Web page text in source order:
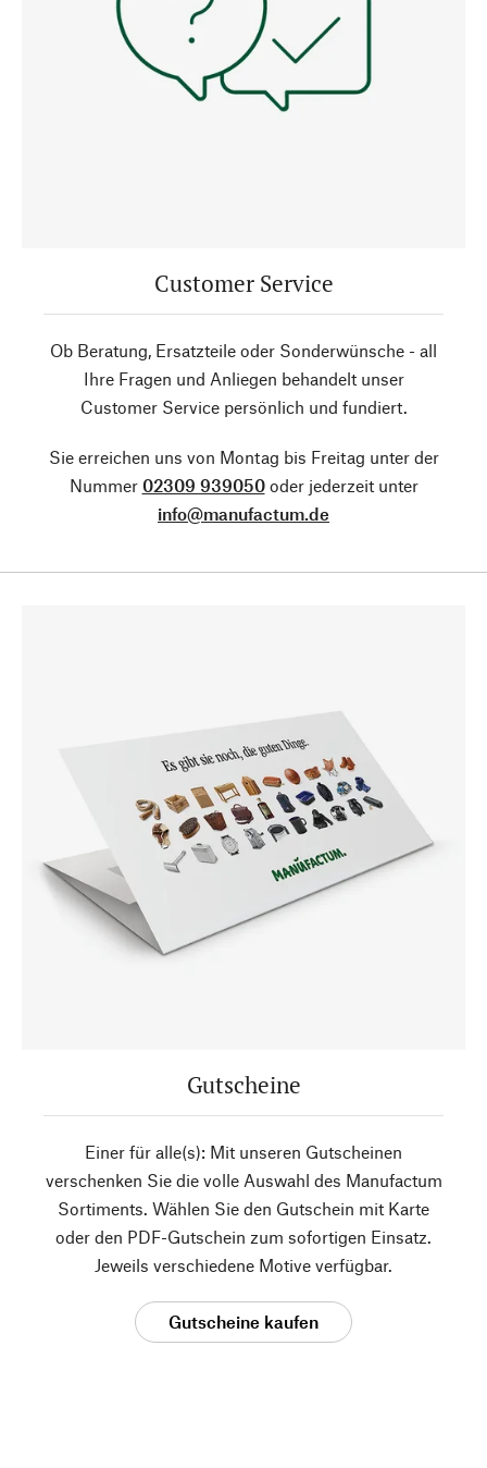
Customer Service
Ob Beratung, Ersatzteile oder Sonderwünsche - all
Ihre Fragen und Anliegen behandelt unser
Customer Service persönlich und fundiert.
Sie erreichen uns von Montag bis Freitag unter der
Nummer 02309 939050oder jederzeit unter
info@manufactum.de
Gutscheine
Einer für alle(s): Mit unseren Gutscheinen
verschenken Sie die volle Auswahl des Manufactum
Sortiments. Wählen Sie den Gutschein mit Karte
oder den PDF-Gutschein zum sofortigen Einsatz.
Jeweils verschiedene Motive verfügbar.
Gutscheine kaufen